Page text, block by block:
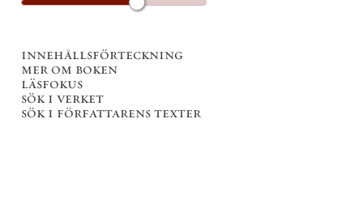
innehållsförteckning
mer om boken
läsfokus
sök i verket
sök i författarens texter